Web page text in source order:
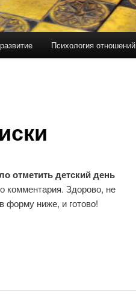
Психология отношений
отметить детский день
комментария. Здорово, не
форму ниже, и готово!